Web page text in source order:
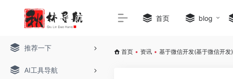
推荐一下
AI工具导航
首页 blog
首页 • 资讯 • 基于微信开发(基于微信开发)